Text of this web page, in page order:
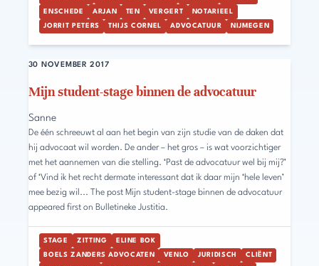
ENSCHEDE ARJAN TEN VERGERT NOTARIEEL
JORRIT PETERS THIJS CORNEL ADVOCATUUR NIJMEGEN
Mijn student-stage binnen de advocatuur
30 NOVEMBER 2017
Sanne
De één schreeuwt al aan het begin van zijn studie van de daken dat
hij advocaat wil worden. De ander – het gros – is wat voorzichtiger
met het aannemen van die stelling. ‘Past de advocatuur wel bij mij?’
of ‘Vind ik het recht dermate interessant dat ik daar mijn ‘hele leven’
mee bezig wil... The post Mijn student-stage binnen de advocatuur
appeared first on Bulletineke Justitia.
STAGE ZITTING ELINE BOK
BOELS ZANDERS ADVOCATEN VENLO JURIDISCH CLIËNT